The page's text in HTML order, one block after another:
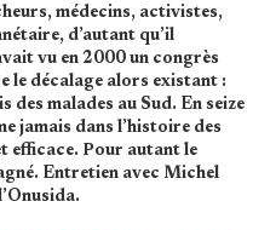
médecins, activistes,
d’autant qu’il
vu en 2000 un congrès
le décalage alors existant :
des malades au Sud. En seize
jamais dans l’histoire des
efficace. Pour autant le
Entretien avec Michel